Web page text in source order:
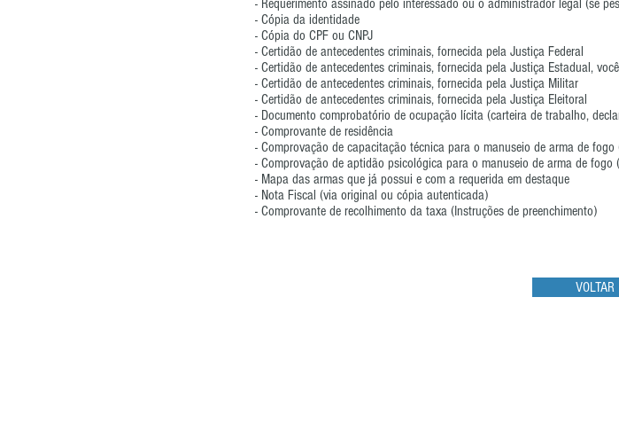
- Requerimento assinado pelo interessado ou o administrador legal (se
- Cópia da identidade
- Cópia do CPF ou CNPJ
- Certidão de antecedentes criminais, fornecida pela Justiça Federal
- Certidão de antecedentes criminais, fornecida pela Justiça Estadual,
- Certidão de antecedentes criminais, fornecida pela Justiça Militar
- Certidão de antecedentes criminais, fornecida pela Justiça Eleitoral
- Documento comprobatório de ocupação lícita (carteira de trabalho,
- Comprovante de residência
- Comprovação de capacitação técnica para o manuseio de arma de
- Comprovação de aptidão psicológica para o manuseio de arma de fogo
- Mapa das armas que já possui e com a requerida em destaque
- Nota Fiscal (via original ou cópia autenticada)
- Comprovante de recolhimento da taxa (Instruções de preenchimento)
VOLTAR